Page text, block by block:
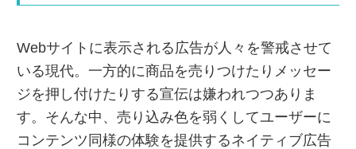
Webサイトに表示される広告が人々を警戒させて
いる現代。一方的に商品を売りつけたりメッセー
ジを押し付けたりする宣伝は嫌われつつありま
す。そんな中、売り込み色を弱くしてユーザーに
コンテンツ同様の体験を提供するネイティブ広告